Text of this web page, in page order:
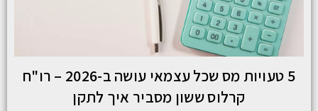
5 טעויות מס שכל עצמאי עושה ב-2026 – רו"ח
קרלוס ששון מסביר איך לתקן